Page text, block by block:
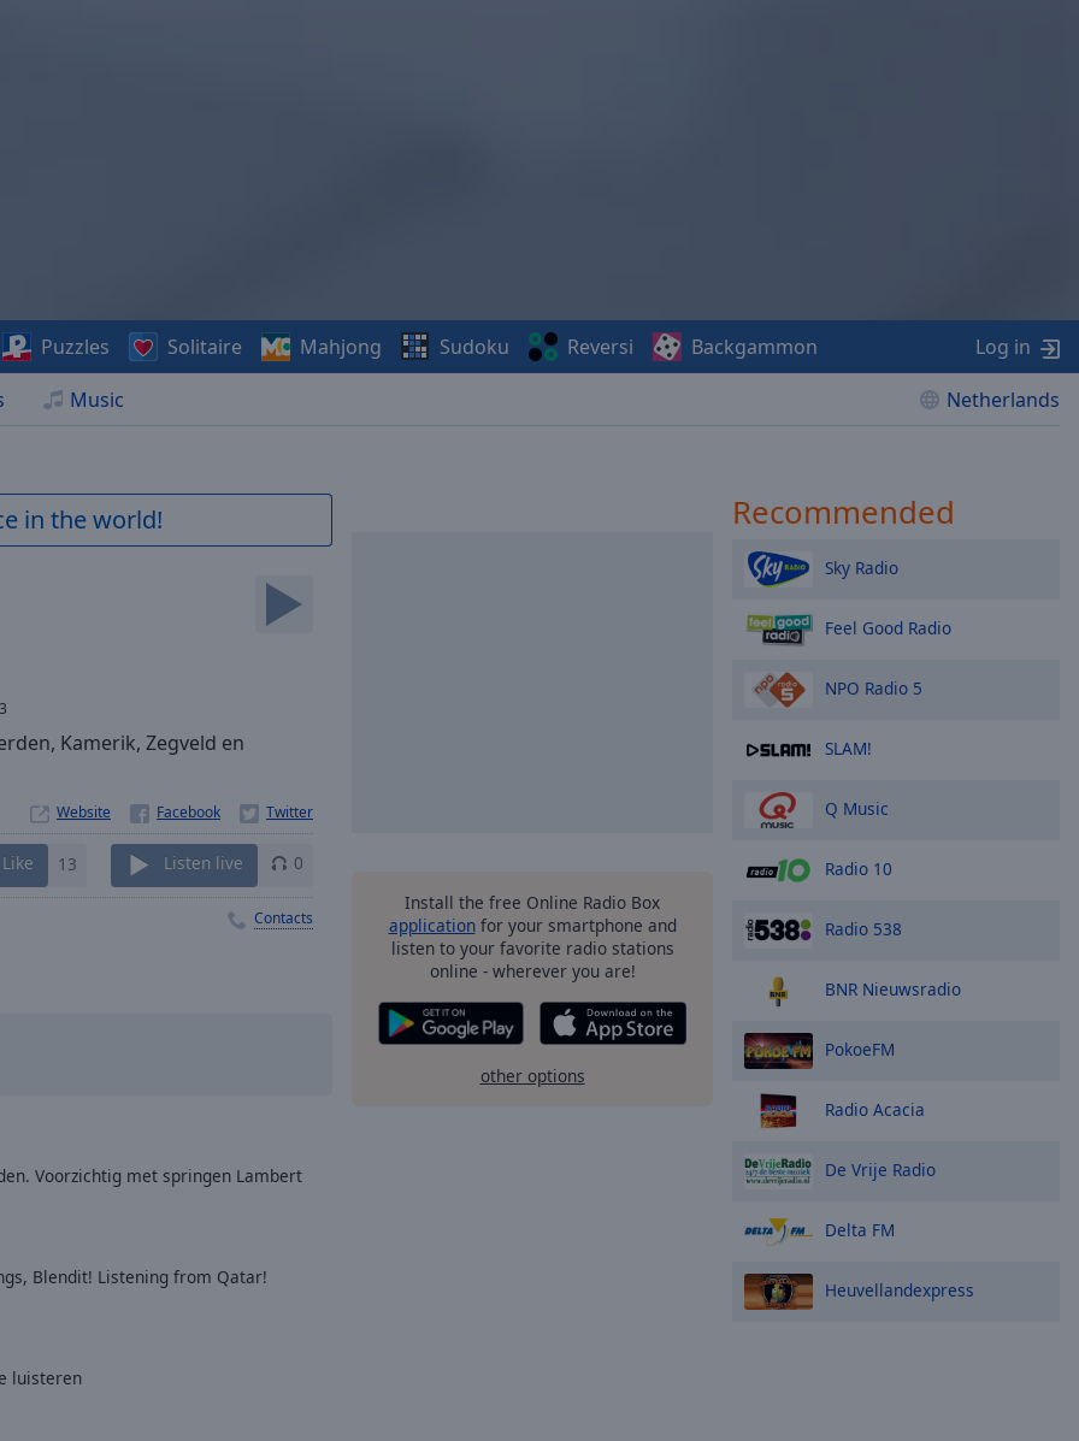
Music Netherlands
Puzzles Solitaire Mahjong Sudoku Reversi Backgammon Log in
in the world!
Kamerik, Zegveld en
Website
Like 13 Listen live 0
Contacts
Voorzichtig met springen Lambert
Blendit! Listening from Qatar!
luisteren
Install the free Online Radio Box
applicationfor your smartphone and
listen to your favorite radio stations
online - wherever you are!
other options
Recommended
Sky Radio
Feel Good Radio
NPO Radio 5
SLAM!
Q Music
Radio 10
Radio 538
BNR Nieuwsradio
PokoeFM
Radio Acacia
De Vrije Radio
Delta FM
Heuvellandexpress